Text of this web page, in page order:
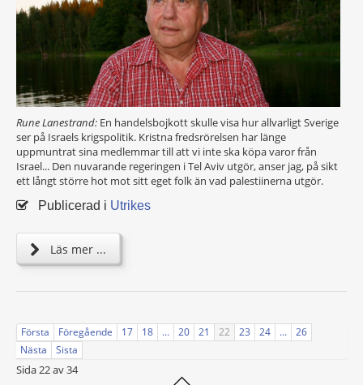
Rune Lanestrand: En handelsbojkott skulle visa hur allvarligt Sverige
ser på Israels krigspolitik. Kristna fredsrörelsen har länge
uppmuntrat sina medlemmar till att vi inte ska köpa varor från
Israel... Den nuvarande regeringen i Tel Aviv utgör, anser jag, på sikt
ett långt större hot mot sitt eget folk än vad palestiinerna utgör.
Publicerad i Utrikes
Läs mer ...
Första Föregående 17 18 ... 20 21 22 23 24 ...
26
Nästa
Sista
Sida 22 av 34